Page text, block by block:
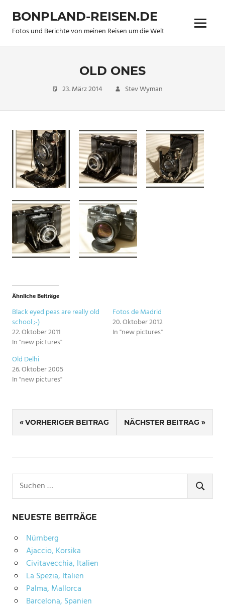
Inhalt
springen
BONPLAND-REISEN.DE
Fotos und Berichte von meinen Reisen um die Welt Menü
OLD ONES
23. März 2014 Stev Wyman
Ähnliche Beiträge
Black eyed peas are really old
school ;-)
22. Oktober 2011
In "new pictures"
Fotos de Madrid
20. Oktober 2012
In "new pictures"
Old Delhi
26. Oktober 2005
In "new pictures"
Beitragsnavigation
VORHERIGER BEITRAG NÄCHSTER BEITRAG
nach:
SUCHEN
NEUESTE BEITRÄGE
Nürnberg
Ajaccio, Korsika
Civitavecchia, Italien
La Spezia, Italien
Palma, Mallorca
Barcelona, Spanien